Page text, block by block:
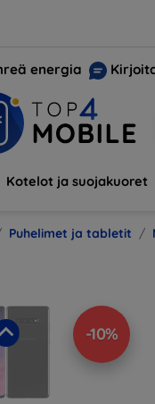
energia
Kotelot ja suojakuoret
Puhelimet ja tabletit
-10%